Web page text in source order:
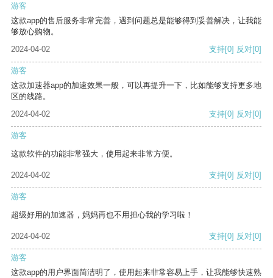
游客
这款app的售后服务非常完善，遇到问题总是能够得到妥善解决，让我能
够放心购物。
2024-04-02
支持[0] 反对[0]
游客
这款加速器app的加速效果一般，可以再提升一下，比如能够支持更多地
区的线路。
2024-04-02
支持[0] 反对[0]
游客
这款软件的功能非常强大，使用起来非常方便。
2024-04-02 支持[0] 反对[0]
游客
超级好用的加速器，妈妈再也不用担心我的学习啦！
2024-04-02 支持[0] 反对[0]
游客
这款app的用户界面简洁明了，使用起来非常容易上手，让我能够快速熟